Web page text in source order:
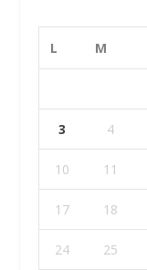
L M
3 4
10 11
17 18
24 25